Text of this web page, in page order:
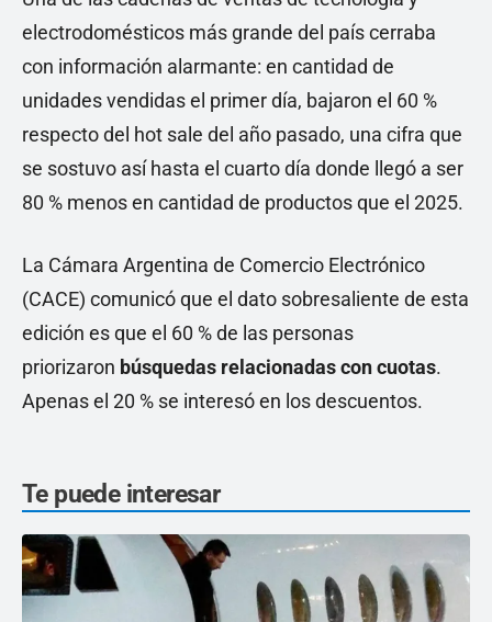
electrodomésticos más grande del país cerraba
con información alarmante: en cantidad de
unidades vendidas el primer día, bajaron el 60 %
respecto del hot sale del año pasado, una cifra que
se sostuvo así hasta el cuarto día donde llegó a ser
80 % menos en cantidad de productos que el 2025.
La Cámara Argentina de Comercio Electrónico
(CACE) comunicó que el dato sobresaliente de esta
edición es que el 60 % de las personas
priorizaron búsquedas relacionadas con cuotas.
Apenas el 20 % se interesó en los descuentos.
Te puede interesar